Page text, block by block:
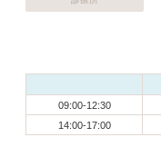
09:00-12:30
14:00-17:00